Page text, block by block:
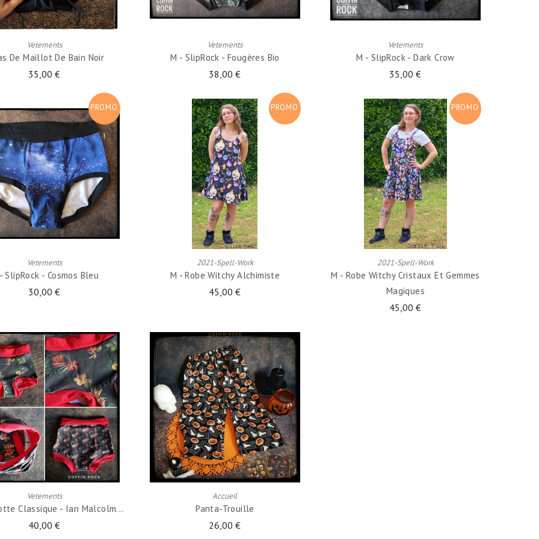
Vetements
De Maillot De Bain Noir
35,00 €
AJOUTER AU PANIER
Vetements
M - SlipRock - Fougères Bio
38,00 €
AJOUTER AU PANIER
Vetements
M - SlipRock - Dark Crow
35,00 €
AJOUTER AU PANIER
PROMO
!
Vetements
SlipRock - Cosmos Bleu
30,00 €
AJOUTER AU PANIER
PROMO
2021-Spell-Work
M - Robe Witchy Alchimiste
45,00 €
AJOUTER AU PANIER
PROMO
2021-Spell-Work
M - Robe Witchy Cristaux Et Gemmes
Magiques
45,00 €
AJOUTER AU PANIER
Vetements
Classique - Ian Malcolm...
40,00 €
AJOUTER AU PANIER
Accueil
Panta-Trouille
26,00 €
AJOUTER AU PANIER